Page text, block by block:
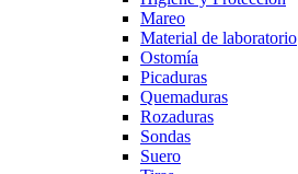
Mareo
Material de laboratorio
Ostomía
Picaduras
Quemaduras
Rozaduras
Sondas
Suero